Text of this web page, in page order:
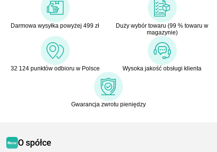
Darmowa wysyłka powyżej 499 zł
Duży wybór towaru (99 % towaru w
magazynie)
32 124 punktów odbioru w Polsce Wysoka jakość obsługi klienta
Gwarancja zwrotu pieniędzy
O spółce